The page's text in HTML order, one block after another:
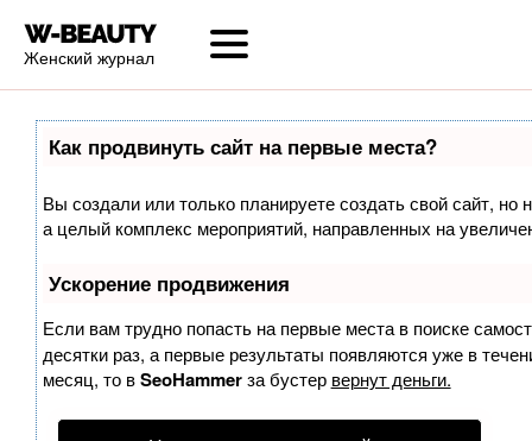
Женский журнал
Как продвинуть сайт на первые места?
Вы создали или только планируете создать свой сайт, но
а целый комплекс мероприятий, направленных на
Ускорение продвижения
Если вам трудно попасть на первые места в поиске
десятки раз, а первые результаты появляются уже в
месяц, то вSeoHammerза бустер вернут деньги.